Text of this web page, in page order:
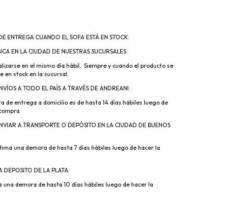
ENTREGA CUANDO EL SOFA ESTÁ EN STOCK:
EN LA CIUDAD DE NUESTRAS SUCURSALES:
en el mismo día hábil. Siempre y cuando el producto se
en stock en la sucursal.
A TODO EL PAÍS A TRAVÉS DE ANDREANI:
de entrega a domicilio es de hasta 14 días hábiles luego de
A TRANSPORTE O DEPÓSITO EN LA CIUDAD DE BUENOS
una demora de hasta 7 días hábiles luego de hacer la
DEPOSITO DE LA PLATA:
una demora de hasta 10 días hábiles luego de hacer la